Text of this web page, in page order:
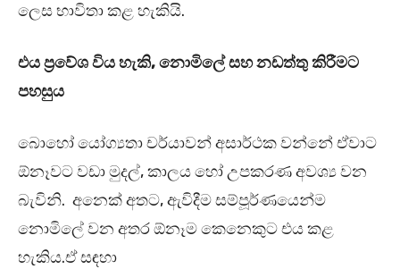
ලෙස භාවිතා කළ හැකියි.
එය ප්‍රවේශ විය හැකි, නොමිලේ සහ නඩත්තු කිරීමට
පහසුය
බොහෝ යෝග්‍යතා චර්යාවන් අසාර්ථක වන්නේ ඒවාට
ඕනෑවට වඩා මුදල්, කාලය හෝ උපකරණ අවශ්‍ය වන
බැවිනි. අනෙක් අතට, ඇවිදීම සම්පූර්ණයෙන්ම
නොමිලේ වන අතර ඕනෑම කෙනෙකුට එය කළ
හැකිය.ඒ සඳහා